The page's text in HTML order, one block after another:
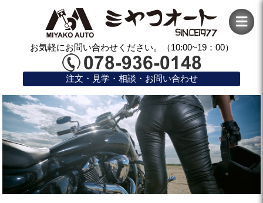
お気軽にお問い合わせください。（10:00~19：00）
注文・見学・相談・お問い合わせ